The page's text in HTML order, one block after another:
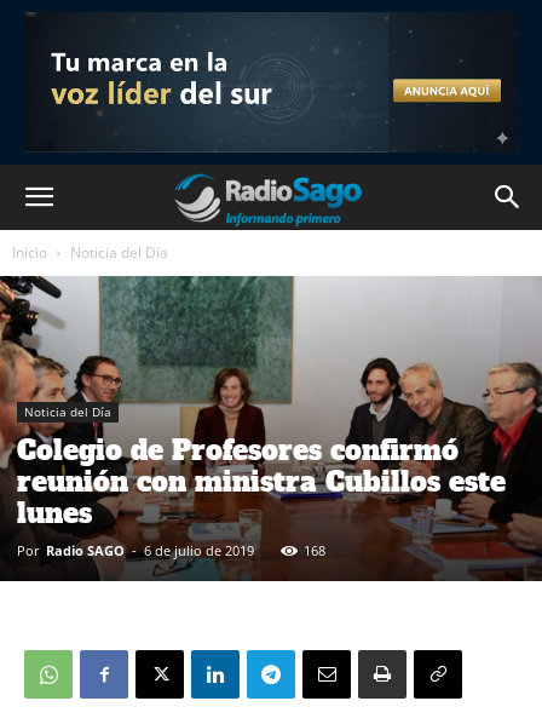
Inicio Noticia del Día
Noticia del Día
Colegio de Profesores confirmó
reunión con ministra Cubillos este
lunes
Por Radio SAGO - 6 de julio de 2019 168